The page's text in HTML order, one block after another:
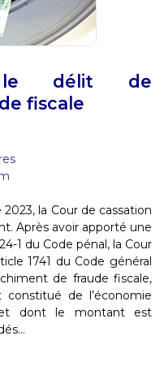
le délit de
fiscale
la Cour de cassation
Après avoir apporté une
1 du Code pénal, la Cour
1741 du Code général
de fraude fiscale,
de l’économie
et dont le montant est